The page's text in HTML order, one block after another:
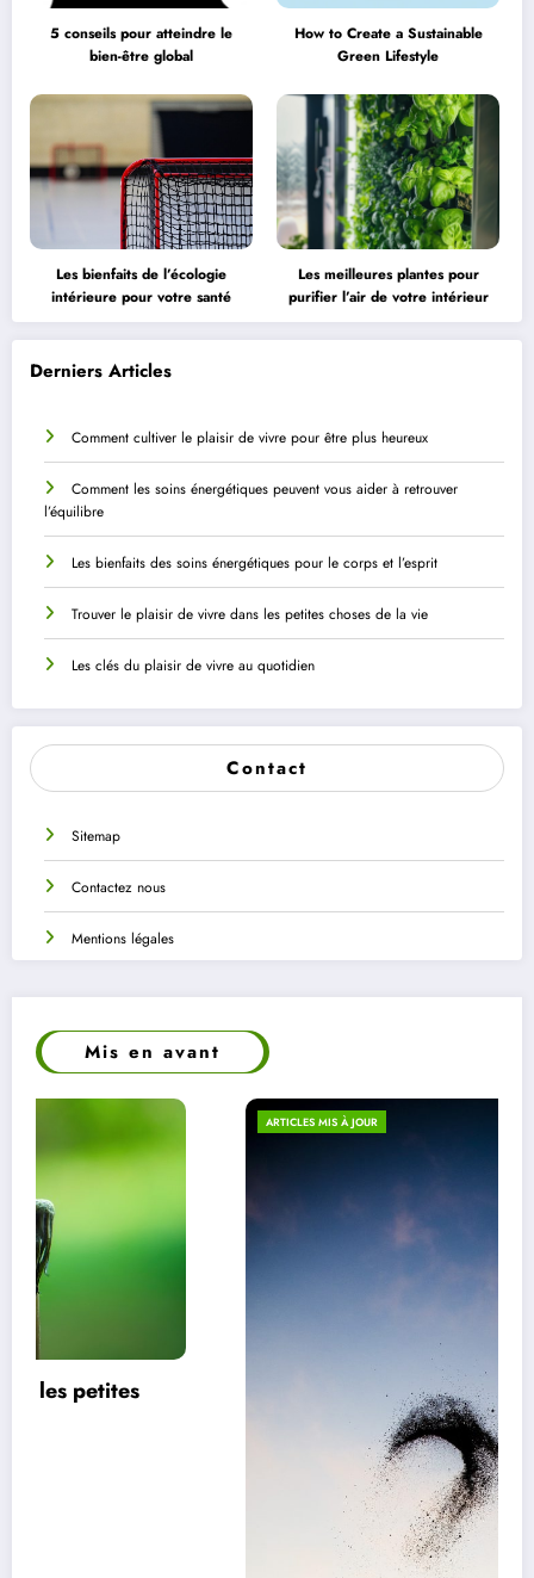
5 conseils pour atteindre le
bien-être global
How to Create a Sustainable
Green Lifestyle
Les bienfaits de l’écologie
intérieure pour votre santé
Les meilleures plantes pour
purifier l’air de votre intérieur
Derniers Articles
Comment cultiver le plaisir de vivre pour être plus heureux
Comment les soins énergétiques peuvent vous aider à retrouver
l’équilibre
Les bienfaits des soins énergétiques pour le corps et l’esprit
Trouver le plaisir de vivre dans les petites choses de la vie
Les clés du plaisir de vivre au quotidien
Contact
Sitemap
Contactez nous
Mentions légales
Mis en avant
ARTICLES MIS À JOUR